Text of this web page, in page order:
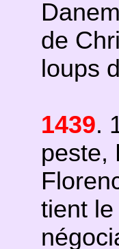
de
loups
1439.
peste,
tient